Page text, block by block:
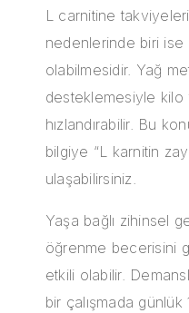
L carnitine
nedenlerinde biri ise
olabilmesidir. Yağ
desteklemesiyle
hızlandırabilir. Bu
bilgiye “L karnitin
ulaşabilirsiniz.
Yaşa bağlı zihinsel
öğrenme becerisini
etkili olabilir.
bir çalışmada